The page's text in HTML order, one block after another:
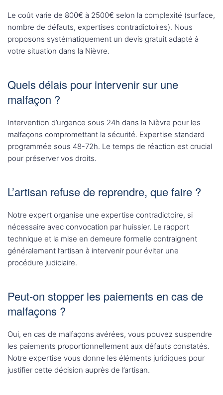
Le coût varie de 800€ à 2500€ selon la complexité (surface,
nombre de défauts, expertises contradictoires). Nous
proposons systématiquement un devis gratuit adapté à
votre situation dans la Nièvre.
Quels délais pour intervenir sur une
malfaçon ?
Intervention d’urgence sous 24h dans la Nièvre pour les
malfaçons compromettant la sécurité. Expertise standard
programmée sous 48-72h. Le temps de réaction est crucial
pour préserver vos droits.
L’artisan refuse de reprendre, que faire ?
Notre expert organise une expertise contradictoire, si
nécessaire avec convocation par huissier. Le rapport
technique et la mise en demeure formelle contraignent
généralement l’artisan à intervenir pour éviter une
procédure judiciaire.
Peut-on stopper les paiements en cas de
malfaçons ?
Oui, en cas de malfaçons avérées, vous pouvez suspendre
les paiements proportionnellement aux défauts constatés.
Notre expertise vous donne les éléments juridiques pour
justifier cette décision auprès de l’artisan.